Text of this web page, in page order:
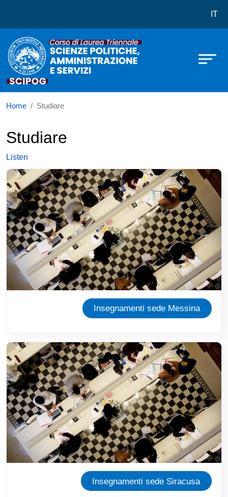
Corso di laurea in Scienze IT
Home Studiare
Studiare
Listen
Immagine
Insegnamenti sede Messina
Immagine
Insegnamenti sede Siracusa